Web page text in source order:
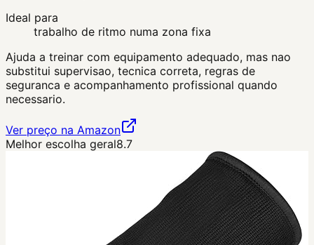
Ideal para
trabalho de ritmo numa zona fixa
Ajuda a treinar com equipamento adequado, mas nao
substitui supervisao, tecnica correta, regras de
seguranca e acompanhamento profissional quando
necessario.
Ver preço na Amazon
Melhor escolha geral8.7